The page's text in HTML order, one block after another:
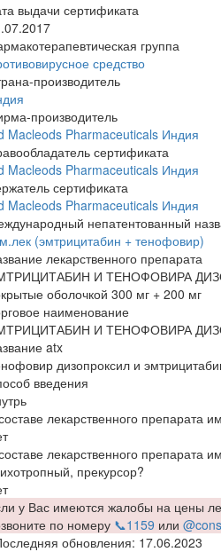
выдачи сертификата
группа
средство
производитель
производитель
Macleods Pharmaceuticals Индия
сертификата
Macleods Pharmaceuticals Индия
сертификата
Macleods Pharmaceuticals Индия
непатентованный
(эмтрицитабин + тенофовир)
лекарственного препарата
И ТЕНОФОВИРА
оболочкой 300 мг + 200 мг
наименование
И ТЕНОФОВИРА
atx
дизопроксил и
введения
лекарственного препарата
лекарственного препарата
прекурсор?
у Вас имеются жалобы на цены
по номеру 📞1159 или
обновления: 17.06.2023